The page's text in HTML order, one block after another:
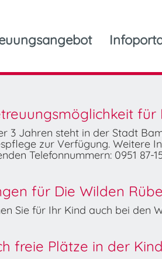
3 Jahren steht in der Stadt
zur Verfügung. Weitere
Telefonnummern: 0951 87-
für Die Wilden
Sie für Ihr Kind auch bei den
freie Plätze in der